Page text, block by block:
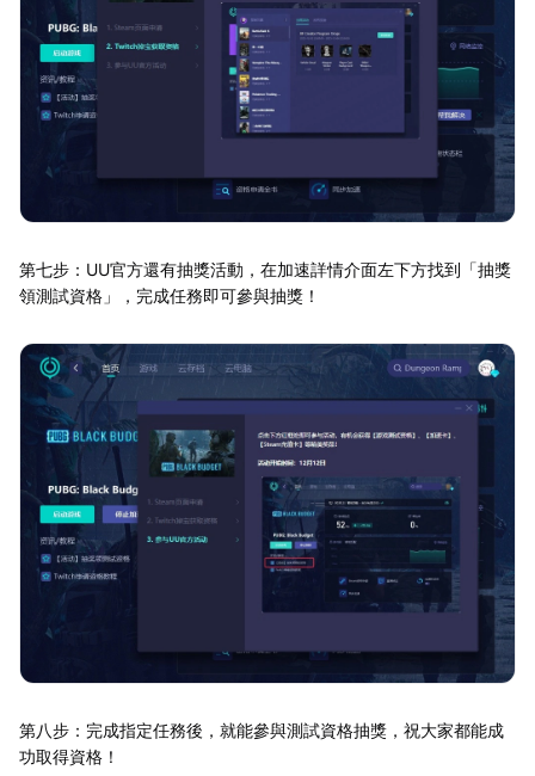
第七步：UU官方還有抽獎活動，在加速詳情介面左下方找到「抽獎
領測試資格」，完成任務即可參與抽獎！
第八步：完成指定任務後，就能參與測試資格抽獎，祝大家都能成
功取得資格！